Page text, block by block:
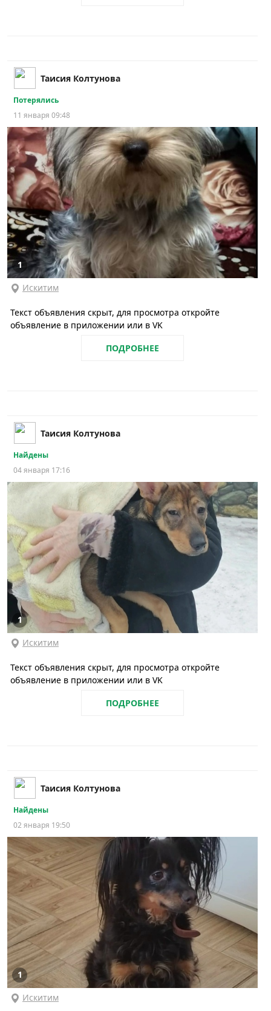
Таисия Колтунова
Потерялись
11 января 09:48
1
Искитим
Текст объявления скрыт, для просмотра откройте
объявление в приложении или в VK
ПОДРОБНЕЕ
Таисия Колтунова
Найдены
04 января 17:16
1
Искитим
Текст объявления скрыт, для просмотра откройте
объявление в приложении или в VK
ПОДРОБНЕЕ
Таисия Колтунова
Найдены
02 января 19:50
1
Искитим